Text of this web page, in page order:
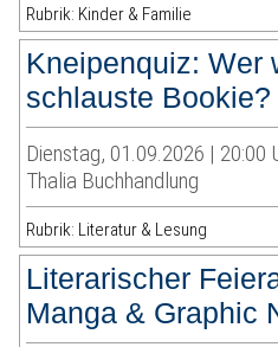
Rubrik: Kinder & Familie
Kneipenquiz: Wer
schlauste Bookie?
Dienstag, 01.09.2026 | 20:00
Thalia Buchhandlung
Rubrik: Literatur & Lesung
Literarischer
Manga & Graphic